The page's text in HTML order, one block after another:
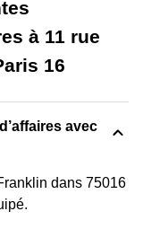
à 11 rue
16
avec
dans 75016